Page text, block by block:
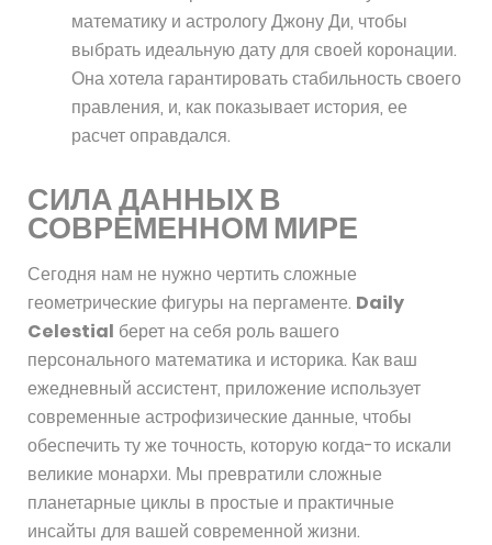
математику и астрологу Джону Ди, чтобы
выбрать идеальную дату для своей коронации.
Она хотела гарантировать стабильность своего
правления, и, как показывает история, ее
расчет оправдался.
СИЛА ДАННЫХ В
СОВРЕМЕННОМ МИРЕ
Сегодня нам не нужно чертить сложные
геометрические фигуры на пергаменте. Daily
Celestial берет на себя роль вашего
персонального математика и историка. Как ваш
ежедневный ассистент, приложение использует
современные астрофизические данные, чтобы
обеспечить ту же точность, которую когда-то искали
великие монархи. Мы превратили сложные
планетарные циклы в простые и практичные
инсайты для вашей современной жизни.